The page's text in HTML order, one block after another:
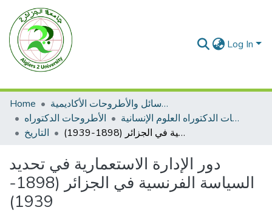
Log In
Home
الرسائل والأطروحات الأكاديمية
الأطروحات الدكتوراه
الأطروحات الدكتوراه العلوم الإنسانية
التاريخ
دور الإدارة الاستعمارية في تحديد السياسة الفرنسية في الجزائر (1898-1939)
دور الإدارة الاستعمارية في تحديد
السياسة الفرنسية في الجزائر (1898-
1939)